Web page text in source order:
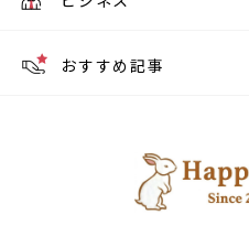
おすすめ記事